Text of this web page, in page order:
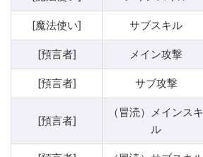
[魔法使い] サブスキル
[預言者] メイン攻撃
[預言者] サブ攻撃
[預言者]
（冒涜）メインスキ
ル